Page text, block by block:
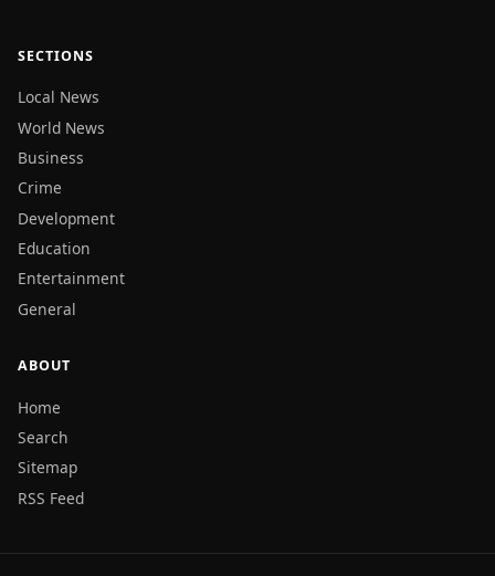
SECTIONS
Local News
World News
Business
Crime
Development
Education
Entertainment
General
ABOUT
Home
Search
Sitemap
RSS Feed